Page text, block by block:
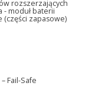
rozszerzających
- moduł baterii
(części zapasowe)
Fail-Safe